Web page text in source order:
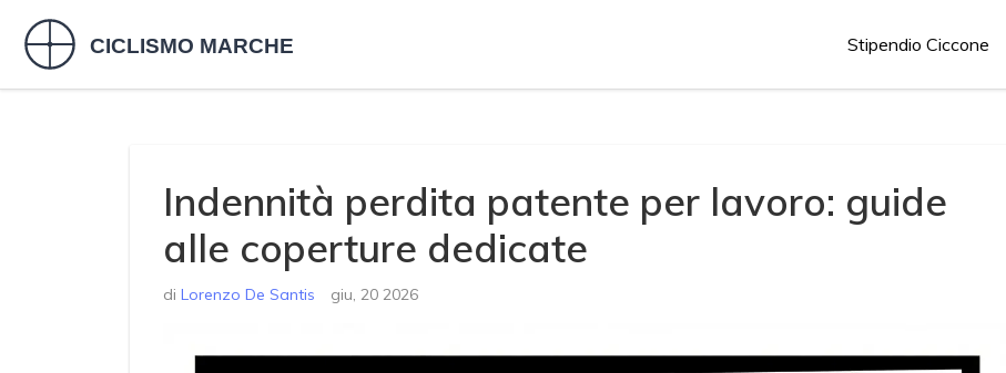
Stipendio Ciccone
Indennità perdita patente per lavoro: guide
alle coperture dedicate
di Lorenzo De Santis giu, 20 2026